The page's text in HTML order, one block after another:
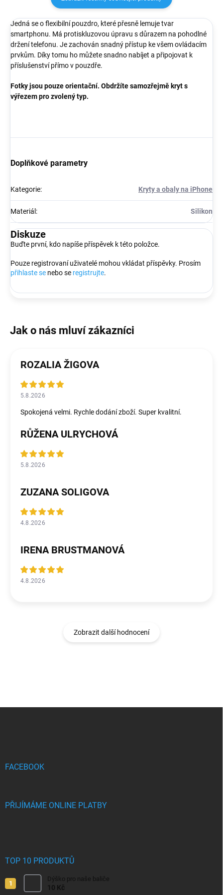
Jedná se o flexibilní pouzdro, které přesně lemuje tvar
smartphonu. Má protiskluzovou úpravu s důrazem na pohodlné
držení telefonu. Je zachován snadný přístup ke všem ovládacím
prvkům. Díky tomu ho můžete snadno nabíjet a připojovat k
příslušenství přímo v pouzdře.
Fotky jsou pouze orientační. Obdržíte samozřejmě kryt s
výřezem pro zvolený typ.
Doplňkové parametry
Kategorie: Kryty a obaly na iPhone
Materiál : Silikon
Diskuze
Buďte první, kdo napíše příspěvek k této položce.
Pouze registrovaní uživatelé mohou vkládat příspěvky. Prosím
přihlaste se nebo se registrujte.
ROZALIA ŽIGOVA
5.8.2026
Spokojená velmi. Rychle dodání zboží. Super kvalitní.
RŮŽENA ULRYCHOVÁ
5.8.2026
ZUZANA SOLIGOVA
4.8.2026
IRENA BRUSTMANOVÁ
4.8.2026
Zobrazit další hodnocení
FACEBOOK
PŘIJÍMÁME ONLINE PLATBY
TOP 10 PRODUKTŮ
Dýško pro naše baliče
10 Kč